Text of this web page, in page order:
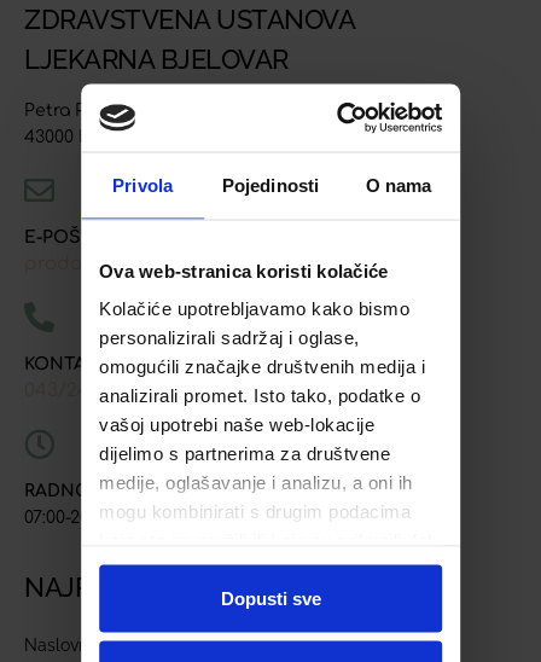
Privola Pojedinosti O nama
Ova web-stranica koristi kolačiće
Kolačiće upotrebljavamo kako bismo
personalizirali sadržaj i oglase,
omogućili značajke društvenih medija i
analizirali promet. Isto tako, podatke o
vašoj upotrebi naše web-lokacije
dijelimo s partnerima za društvene
medije, oglašavanje i analizu, a oni ih
mogu kombinirati s drugim podacima
ste upotrebljavali njihove usluge.
Dopusti sve
ZDRAVSTVENA USTANOVA
LJEKARNA BJELOVAR
Petra Preradovića 4
43000 Bjelovar
E-POŠTA
prodaja@ljekarna-bjelovar.hr
KONTAKT TELEFONI
043/241-907,091/618-9163,091/603-8577
RADNO VRIJEME
07:00-20:00
NAJPOSJEĆENIJE STRANICE
Naslovnica